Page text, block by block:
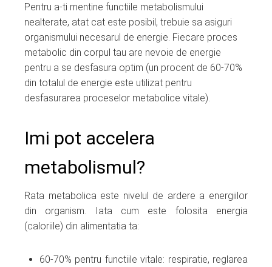
Pentru a-ti mentine functiile metabolismului
nealterate, atat cat este posibil, trebuie sa asiguri
organismului necesarul de energie. Fiecare proces
metabolic din corpul tau are nevoie de energie
pentru a se desfasura optim (un procent de 60-70%
din totalul de energie este utilizat pentru
desfasurarea proceselor metabolice vitale).
Imi pot accelera
metabolismul?
Rata metabolica este nivelul de ardere a energiilor
din organism. Iata cum este folosita energia
(caloriile) din alimentatia ta:
60-70% pentru functiile vitale: respiratie, reglarea